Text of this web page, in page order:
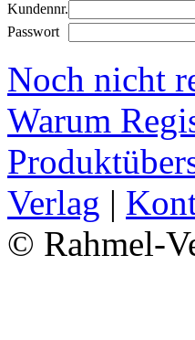
Kundennr.
Passwort
Noch nicht
Warum
Verlag |
© Rahmel-